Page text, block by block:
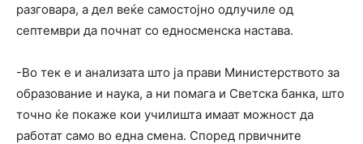
разговара, а дел веќе самостојно одлучиле од
септември да почнат со едносменска настава.
-Во тек е и анализата што ја прави Министерството за
образование и наука, а ни помага и Светска банка, што
точно ќе покаже кои училишта имаат можност да
работат само во една смена. Според првичните